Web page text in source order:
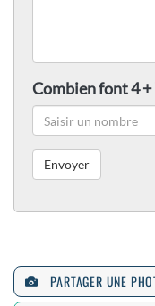
Combien font 4 +
PARTAGER UNE